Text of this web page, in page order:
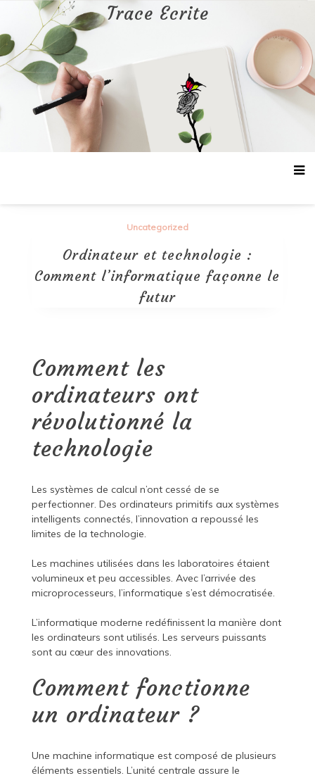
contenu
Trace Ecrite
Uncategorized
Ordinateur et technologie :
Comment l’informatique façonne le
futur
Comment les
ordinateurs ont
révolutionné la
technologie
Les systèmes de calcul n’ont cessé de se
perfectionner. Des ordinateurs primitifs aux systèmes
intelligents connectés, l’innovation a repoussé les
limites de la technologie.
Les machines utilisées dans les laboratoires étaient
volumineux et peu accessibles. Avec l’arrivée des
microprocesseurs, l’informatique s’est démocratisée.
L’informatique moderne redéfinissent la manière dont
les ordinateurs sont utilisés. Les serveurs puissants
sont au cœur des innovations.
Comment fonctionne
un ordinateur ?
Une machine informatique est composé de plusieurs
éléments essentiels. L’unité centrale assure le